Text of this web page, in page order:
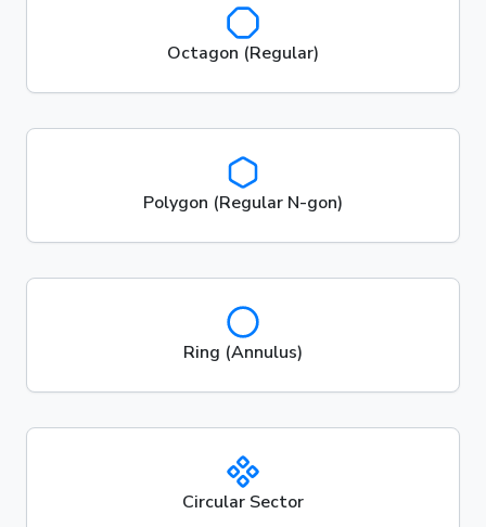
Octagon (Regular)
Polygon (Regular N-gon)
Ring (Annulus)
Circular Sector